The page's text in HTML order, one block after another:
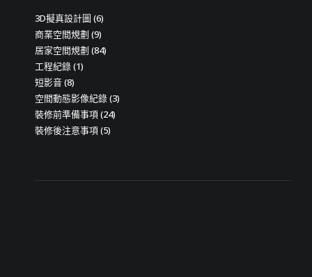
導
覽
3D擬真設計圖 (6)
商業空間規劃 (9)
居家空間規劃 (84)
工程紀錄(1)
短影音(8)
空間動態影像紀錄(3)
裝修前準備事項(24)
裝修後注意事項(5)